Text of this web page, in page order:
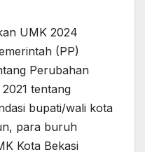
UMK 2024
(PP)
Perubahan
tentang
bupati/wali kota
para buruh
Kota Bekasi